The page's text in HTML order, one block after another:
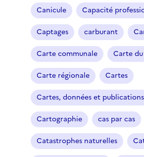
Canicule Capacité
Captages carburant
Carte communale Carte
Carte régionale Cartes
Cartes, données et publications
Cartographie cas par cas
Catastrophes naturelles